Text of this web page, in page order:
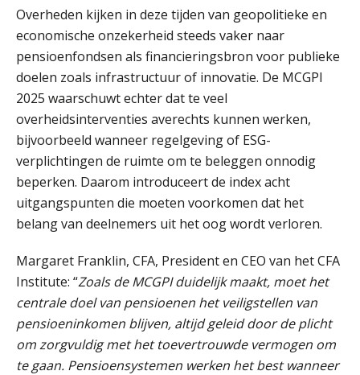
Overheden kijken in deze tijden van geopolitieke en
economische onzekerheid steeds vaker naar
pensioenfondsen als financieringsbron voor publieke
doelen zoals infrastructuur of innovatie. De MCGPI
2025 waarschuwt echter dat te veel
overheidsinterventies averechts kunnen werken,
bijvoorbeeld wanneer regelgeving of ESG-
verplichtingen de ruimte om te beleggen onnodig
beperken. Daarom introduceert de index acht
uitgangspunten die moeten voorkomen dat het
belang van deelnemers uit het oog wordt verloren.
Margaret Franklin, CFA, President en CEO van het CFA
Institute: “Zoals de MCGPI duidelijk maakt, moet het
centrale doel van pensioenen het veiligstellen van
pensioeninkomen blijven, altijd geleid door de plicht
om zorgvuldig met het toevertrouwde vermogen om
te gaan. Pensioensystemen werken het best wanneer
24
AUG
Module Loonheffingen VPS
Markus Verbeek Praehep
24
AUG
Summercourse Update loonheffingen en arbeidsrecht
MOCuitgevers
25
AUG
MOCuitgevers
25
AUG
Summercourse: Een mindset die kansen ziet en vertrouwen geeft
MOCuitgevers
25
AUG
Summercourse: Kiezen wat bij je past, loslaten wat je niet verder helpt
MOCuitgevers
25
AUG
MOCuitgevers